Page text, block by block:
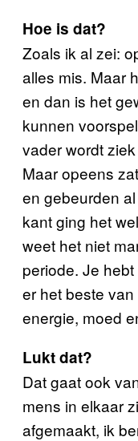
Hoe is dat?
Zoals ik al zei:
alles mis. Maar
en dan is het
kunnen
vader wordt
Maar opeens
en gebeurden
kant ging het
weet het niet
periode. Je
er het beste
energie, moed
Lukt dat?
Dat gaat ook
mens in elkaar
afgemaakt, ik